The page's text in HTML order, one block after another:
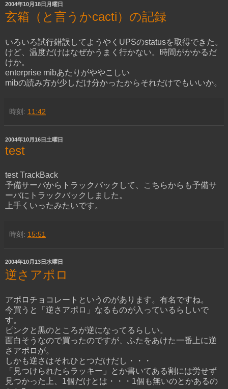
2004年10月18日月曜日
玄箱（と言うかcacti）の記録
いろいろ試行錯誤してようやくUPSのstatusを取得できた。
けど、温度だけはなぜかうまく行かない。時間がかかるだ
けか。
enterprise mibあたりがややこしい
mibの読み方が少しだけ分かったからそれだけでもいいか。
時刻: 11:42
2004年10月16日土曜日
test
test TrackBack
予備サーバからトラックバックして、こちらからも予備サ
ーバにトラックバックしました。
上手くいったみたいです。
時刻: 15:51
2004年10月13日水曜日
逆さアポロ
アポロチョコレートというのがあります。有名ですね。
今買うと「逆さアポロ」なるものが入っているらしいで
す。
ピンクと黒のところが逆になってるらしい。
面白そうなので買ったのですが、ふたをあけた一番上に逆
さアポロが。
しかも逆さはそれひとつだけだし・・・
「見つけられたらラッキー」とか書いてある割には労せず
見つかった上、1個だけとは・・・1個も無いのとかあるの